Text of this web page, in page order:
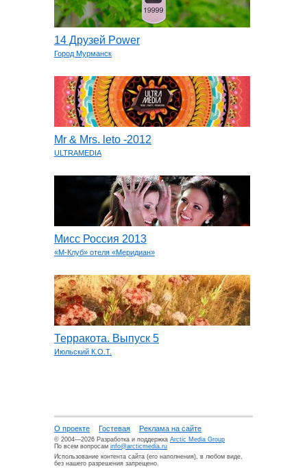
14 Друзей Power
Город Мурманск
Мr & Mrs. leto -2012
ULTRAMEDIA
Мисс Россия 2013
«М-Клуб» отеля «Меридиан»
Терракота. Выпуск 5
Июльский К.О.Т.
О проекте Гостевая Реклама на сайте
© 2004—2026 Разработка и поддержка Arctic Media Group
По всем вопросам info@arcticmedia.ru
Использование контента сайта (его наполнения), в любом виде,
без нашего разрешения запрещено.